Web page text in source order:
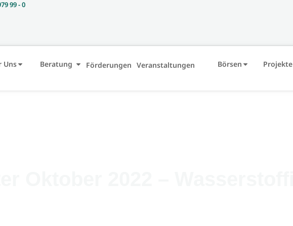
99 - 0
Uns Beratung Förderungen Veranstaltungen Börsen Projekte